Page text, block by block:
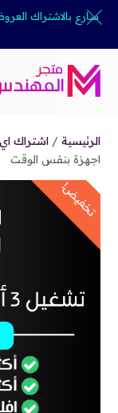
سارع بالاشتراك
الرئيسية / اشتراك
اجهزة بنفس الوقت
تخفيض!